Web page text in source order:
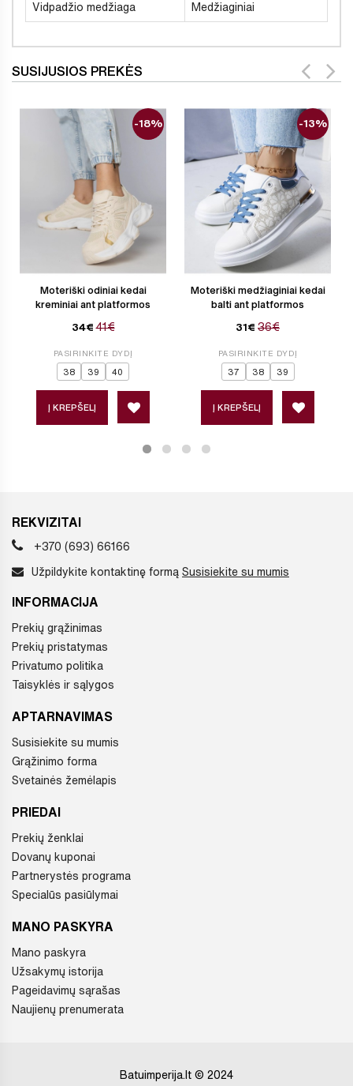
Vidpadžio medžiaga Medžiaginiai
SUSIJUSIOS PREKĖS
Moteriški odiniai kedai
kreminiai ant platformos
34€ 41€
-18%
PASIRINKITE DYDĮ
38 39 40
Į KREPŠELĮ
Moteriški medžiaginiai kedai
balti ant platformos
31€ 36€
-13%
PASIRINKITE DYDĮ
37 38 39
Į KREPŠELĮ
REKVIZITAI
+370 (693) 66166
Užpildykite kontaktinę formą Susisiekite su mumis
INFORMACIJA
Prekių grąžinimas
Prekių pristatymas
Privatumo politika
Taisyklės ir sąlygos
APTARNAVIMAS
Susisiekite su mumis
Grąžinimo forma
Svetainės žemėlapis
PRIEDAI
Prekių ženklai
Dovanų kuponai
Partnerystės programa
Specialūs pasiūlymai
MANO PASKYRA
Mano paskyra
Užsakymų istorija
Pageidavimų sąrašas
Naujienų prenumerata
Batuimperija.lt © 2024